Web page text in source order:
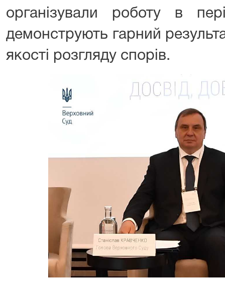
організували роботу в
демонструють гарний
якості розгляду спорів.